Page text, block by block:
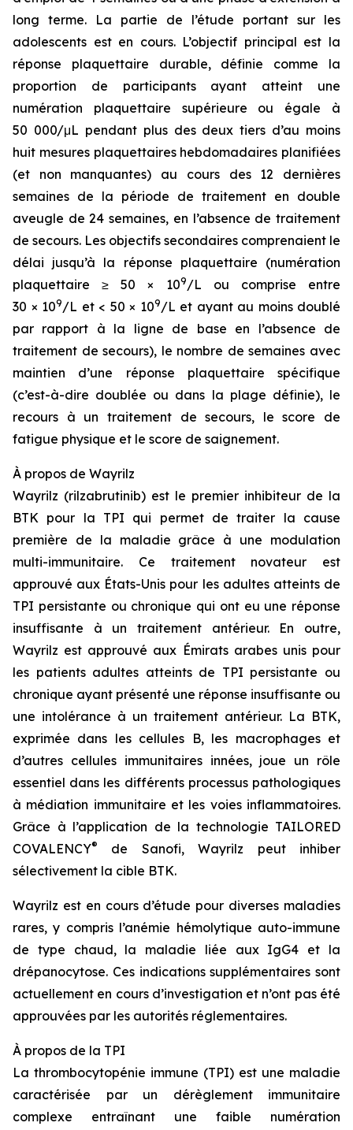
long terme. La partie de l’étude portant sur les
adolescents est en cours. L’objectif principal est la
réponse plaquettaire durable, définie comme la
proportion de participants ayant atteint une
numération plaquettaire supérieure ou égale à
50 000/μL pendant plus des deux tiers d’au moins
huit mesures plaquettaires hebdomadaires planifiées
(et non manquantes) au cours des 12 dernières
semaines de la période de traitement en double
aveugle de 24 semaines, en l’absence de traitement
de secours. Les objectifs secondaires comprenaient le
délai jusqu’à la réponse plaquettaire (numération
plaquettaire ≥ 50 × 109/L ou comprise entre
30 × 109/L et < 50 × 109/L et ayant au moins doublé
par rapport à la ligne de base en l’absence de
traitement de secours), le nombre de semaines avec
maintien d’une réponse plaquettaire spécifique
(c’est-à-dire doublée ou dans la plage définie), le
recours à un traitement de secours, le score de
fatigue physique et le score de saignement.
À propos de Wayrilz
Wayrilz (rilzabrutinib) est le premier inhibiteur de la
BTK pour la TPI qui permet de traiter la cause
première de la maladie grâce à une modulation
multi-immunitaire. Ce traitement novateur est
approuvé aux États-Unis pour les adultes atteints de
TPI persistante ou chronique qui ont eu une réponse
insuffisante à un traitement antérieur. En outre,
Wayrilz est approuvé aux Émirats arabes unis pour
les patients adultes atteints de TPI persistante ou
chronique ayant présenté une réponse insuffisante ou
une intolérance à un traitement antérieur. La BTK,
exprimée dans les cellules B, les macrophages et
d’autres cellules immunitaires innées, joue un rôle
essentiel dans les différents processus pathologiques
à médiation immunitaire et les voies inflammatoires.
Grâce à l’application de la technologie TAILORED
COVALENCY®
de Sanofi, Wayrilz peut inhiber
sélectivement la cible BTK.
Wayrilz est en cours d’étude pour diverses maladies
rares, y compris l’anémie hémolytique auto-immune
de type chaud, la maladie liée aux IgG4 et la
drépanocytose. Ces indications supplémentaires sont
actuellement en cours d’investigation et n’ont pas été
approuvées par les autorités réglementaires.
À propos de la TPI
La thrombocytopénie immune (TPI) est une maladie
caractérisée par un dérèglement immunitaire
complexe entraînant une faible numération